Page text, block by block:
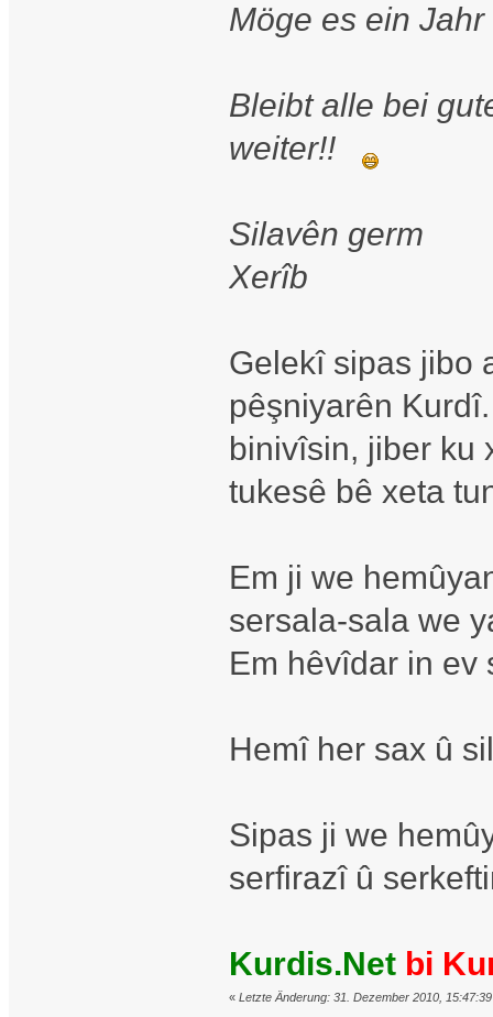
Möge es ein
Bleibt alle bei
weiter!!
Silavên germ
Xerîb
Gelekî sipas jibo
pêşniyarên
binivîsin, jiber ku
tukesê bê xeta
Em ji we
sersala-sala we
Em hêvîdar in ev
Hemî her sax û
Sipas ji we
serfirazî û
Kurdis.Netbi
« Letzte Änderung: 31. Dezember 2010,